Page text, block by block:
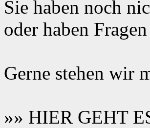
Sie haben noch
oder haben
Gerne stehen wir
»» HIER GEHT